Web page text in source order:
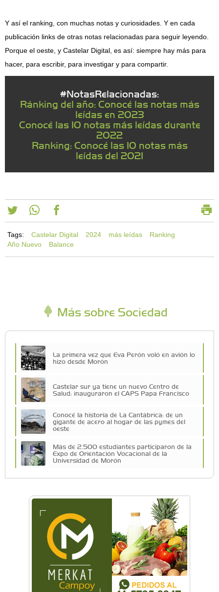
Y así el ranking, con muchas notas y curiosidades. Y en cada
publicación links de otras notas relacionadas para seguir leyendo.
Porque el oeste, y Castelar Digital, es así: siempre hay más para
hacer, para escribir, para investigar y para compartir.
#NotasRelacionadas:
Ránking del año: Conocé las notas más
leídas en 2023
Conocé las 10 notas más leídas durante
2022
Ranking: Conocé las 10 notas más
leídas del 2021
Tags: Castelar Digital 2024 más leídas
Ranking
Año Nuevo
Balance
Más sobre Sociedad
La primera vez que Eva Perón voló en avión lo
hizo desde Morón
Castelar sur ya tiene un nuevo Centro de
Salud: inauguraron el CAPS Papa Francisco
Conocé la historia de La Cantábrica: de un
gigante de acero al hogar de las pymes del
oeste
Más de 2.500 estudiantes participaron de la
Expo de Orientación Vocacional de la
Universidad de Morón
De Castelar a Júpiter: Conocé la historia del
vecino que mapeó la luna hacia la que viaja
Castelar Digital
Dr. Omar Battilana: casi cuatro décadas de
odontología en Castelar con una premisa que
no cambió
Emiliano Brancciari inauguró "El Banquito de
Norita", el nuevo ciclo cultural de la Casa
Museo Nora Cortiñas